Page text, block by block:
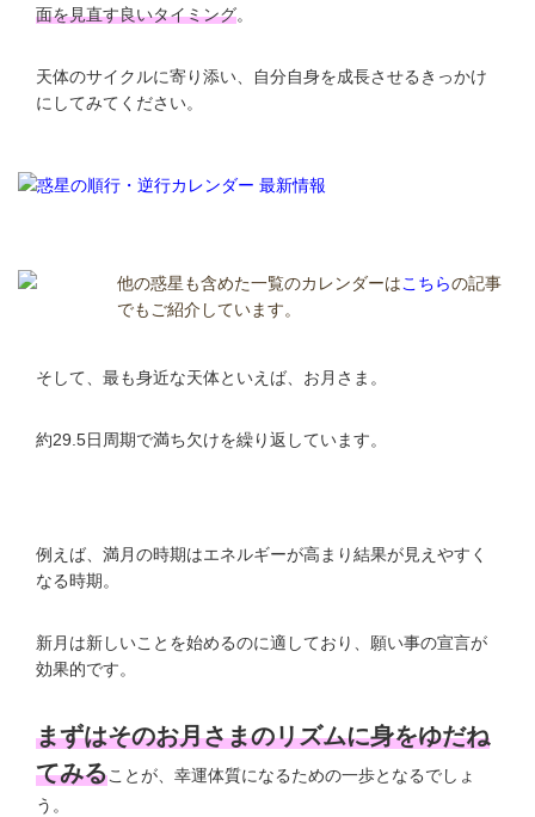
面を見直す良いタイミング。
天体のサイクルに寄り添い、自分自身を成長させるきっかけ
にしてみてください。
他の惑星も含めた一覧のカレンダーはこちらの記事
でもご紹介しています。
そして、最も身近な天体といえば、お月さま。
約29.5日周期で満ち欠けを繰り返しています。
例えば、満月の時期はエネルギーが高まり結果が見えやすく
なる時期。
新月は新しいことを始めるのに適しており、願い事の宣言が
効果的です。
まずはそのお月さまのリズムに身をゆだね
てみることが、幸運体質になるための一歩となるでしょ
う。